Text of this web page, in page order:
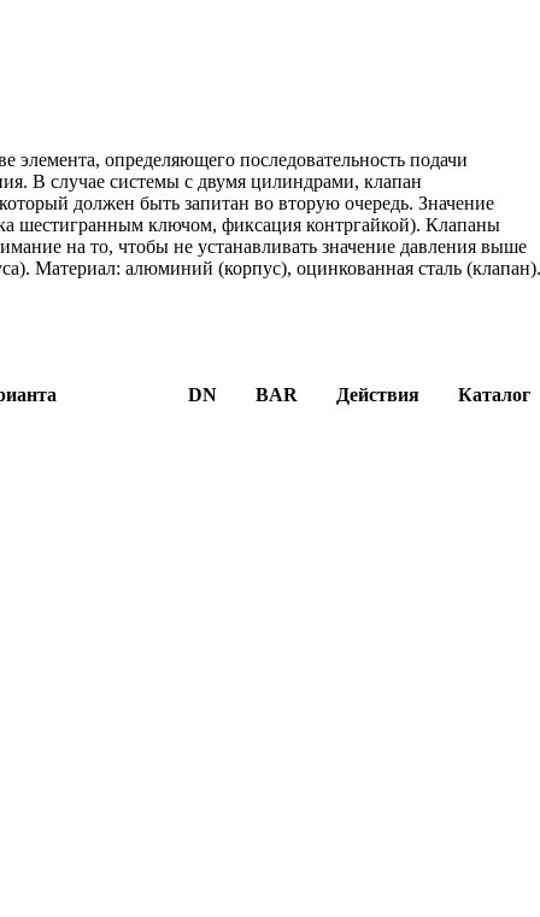
элемента, определяющего последовательность подачи
В случае системы с двумя цилиндрами, клапан
должен быть запитан во вторую очередь. Значение
шестигранным ключом, фиксация контргайкой). Клапаны
на то, чтобы не устанавливать значение давления выше
Материал: алюминий (корпус), оцинкованная сталь
DN BAR Действия Каталог